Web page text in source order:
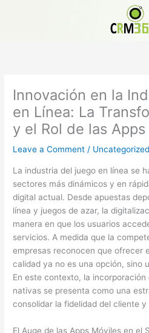
Innovación en la
en Línea: La
y el Rol de las
Leave a Comment / Uncategorized
La industria del juego en línea se
sectores más dinámicos y en
digital actual. Desde apuestas
línea y juegos de azar, la
manera en que los usuarios
servicios. A medida que la
empresas reconocen que ofrecer
calidad ya no es una opción, sino
En este contexto, la
nativas se presenta como una
consolidar la fidelidad del cliente
El Auge de las Apps Móviles en el